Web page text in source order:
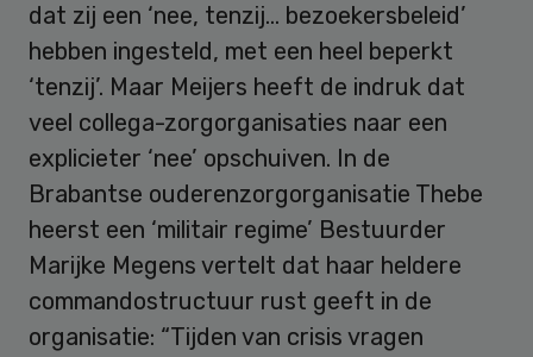
dat zij een ‘nee, tenzij… bezoekersbeleid’
hebben ingesteld, met een heel beperkt
‘tenzij’. Maar Meijers heeft de indruk dat
veel collega-zorgorganisaties naar een
explicieter ‘nee’ opschuiven. In de
Brabantse ouderenzorgorganisatie Thebe
heerst een ‘militair regime’ Bestuurder
Marijke Megens vertelt dat haar heldere
commandostructuur rust geeft in de
organisatie: “Tijden van crisis vragen